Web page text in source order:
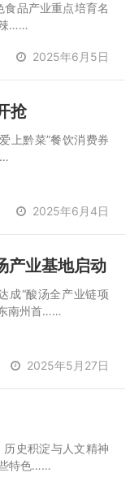
品产业重点培育名
……
2025年6月5日
抢
上黔菜”餐饮消费券
2025年6月4日
产业基地启动
成“酸汤全产业链项
南州首……
2025年5月27日
史积淀与人文精神
特色……